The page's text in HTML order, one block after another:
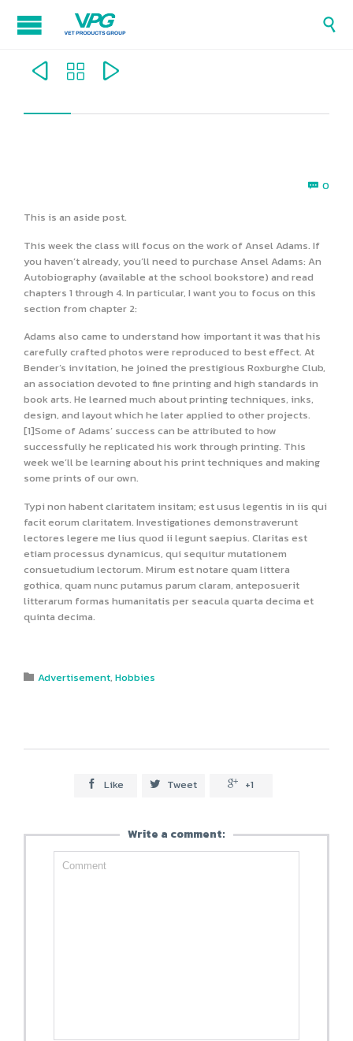

  
 0
This is an aside post.
This week the class will focus on the work of Ansel Adams. If
you haven’t already, you’ll need to purchase Ansel Adams: An
Autobiography (available at the school bookstore) and read
chapters 1 through 4. In particular, I want you to focus on this
section from chapter 2:
Adams also came to understand how important it was that his
carefully crafted photos were reproduced to best effect. At
Bender’s invitation, he joined the prestigious Roxburghe Club,
an association devoted to fine printing and high standards in
book arts. He learned much about printing techniques, inks,
design, and layout which he later applied to other projects.
[1]Some of Adams’ success can be attributed to how
successfully he replicated his work through printing. This
week we’ll be learning about his print techniques and making
some prints of our own.
Typi non habent claritatem insitam; est usus legentis in iis qui
facit eorum claritatem. Investigationes demonstraverunt
lectores legere me lius quod ii legunt saepius. Claritas est
etiam processus dynamicus, qui sequitur mutationem
consuetudium lectorum. Mirum est notare quam littera
gothica, quam nunc putamus parum claram, anteposuerit
litterarum formas humanitatis per seacula quarta decima et
quinta decima.
 Category
Advertisement, Hobbies
 Like  Tweet  +1
Write a comment: